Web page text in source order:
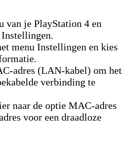
van je PlayStation 4 en
Instellingen.
menu Instellingen en kies
adres (LAN-kabel) om het
verbinding te
naar de optie MAC-adres
voor een draadloze